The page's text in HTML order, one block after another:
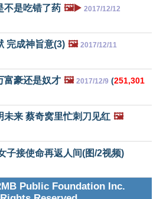
不是吃错了药 🖼️▶️ 2017/12/12
完成神旨意(3) 🖼️ 2017/12/11
富豪还是奴才 🖼️ 2017/12/9 (251,301
未来 蔡奇窝里忙刺刀见红 🖼️
子接使命再返人间(图/2视频)
Public Foundation Inc.